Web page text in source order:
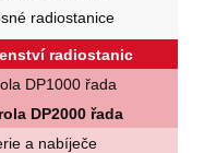
radiostanice
radiostanic
DP1000 řada
DP2000 řada
a nabíječe